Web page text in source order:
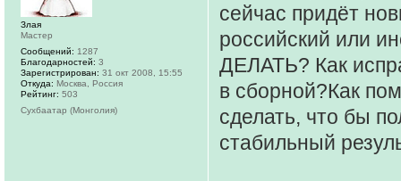
сейчас придёт
российский или
ДЕЛАТЬ? Как
в сборной?Как
сделать, что бы
стабильный
Злая
Мастер
Сообщений: 1287
Благодарностей: 3
Зарегистрирован: 31 окт 2008, 15:55
Откуда: Москва, Россия
Рейтинг: 503
Сухбаатар (Монголия)